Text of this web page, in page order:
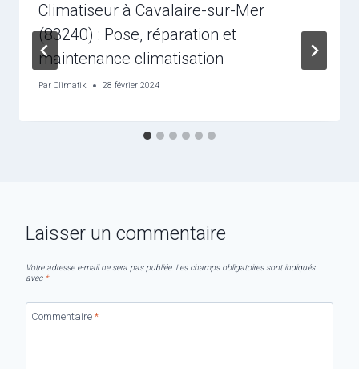
Climatiseur à Cavalaire-sur-Mer
(83240) : Pose, réparation et
maintenance climatisation
Par Climatik 28 février 2024
Laisser un commentaire
Votre adresse e-mail ne sera pas publiée. Les champs obligatoires sont indiqués
avec *
Commentaire *